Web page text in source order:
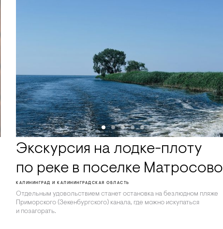
Экскурсия на лодке-плоту
по реке в поселке Матросово
КАЛИНИНГРАД И КАЛИНИНГРАДСКАЯ ОБЛАСТЬ
Отдельным удовольствием станет остановка на безлюдном пляже
Приморского (Зекенбургского) канала, где можно искупаться
и позагорать.